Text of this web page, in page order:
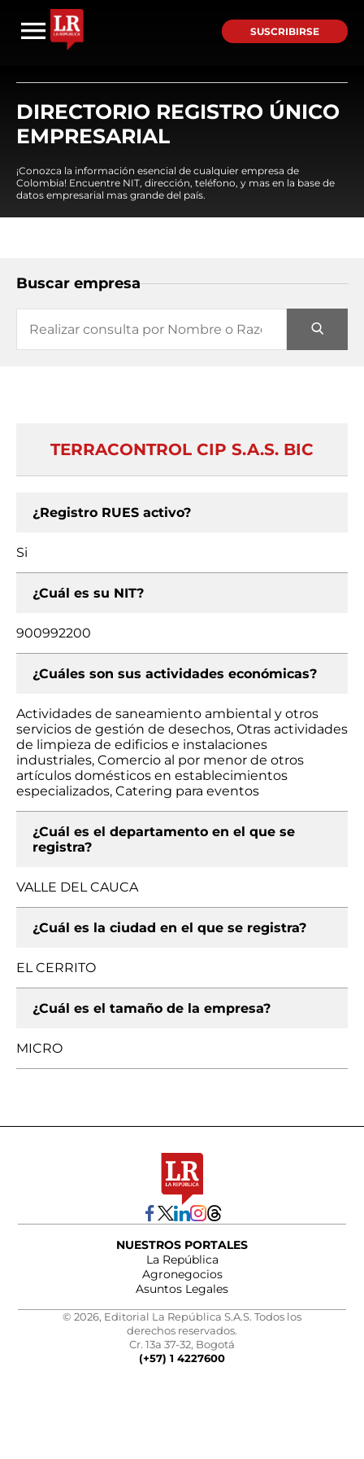
SUSCRIBIRSE
DIRECTORIO REGISTRO ÚNICO
EMPRESARIAL
¡Conozca la información esencial de cualquier empresa de
Colombia! Encuentre NIT, dirección, teléfono, y mas en la base de
datos empresarial mas grande del país.
Buscar empresa
TERRACONTROL CIP S.A.S. BIC
¿Registro RUES activo?
Si
¿Cuál es su NIT?
900992200
¿Cuáles son sus actividades económicas?
Actividades de saneamiento ambiental y otros
servicios de gestión de desechos, Otras actividades
de limpieza de edificios e instalaciones
industriales, Comercio al por menor de otros
artículos domésticos en establecimientos
especializados, Catering para eventos
¿Cuál es el departamento en el que se
registra?
VALLE DEL CAUCA
¿Cuál es la ciudad en el que se registra?
EL CERRITO
¿Cuál es el tamaño de la empresa?
MICRO
NUESTROS PORTALES
La República
Agronegocios
Asuntos Legales
© 2026, Editorial La República S.A.S. Todos los
derechos reservados.
Cr. 13a 37-32, Bogotá
(+57) 1 4227600